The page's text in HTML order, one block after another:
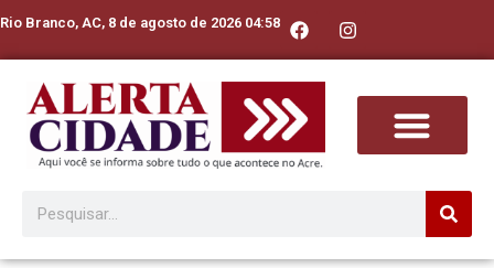
Rio Branco, AC, 8 de agosto de 2026 04:58